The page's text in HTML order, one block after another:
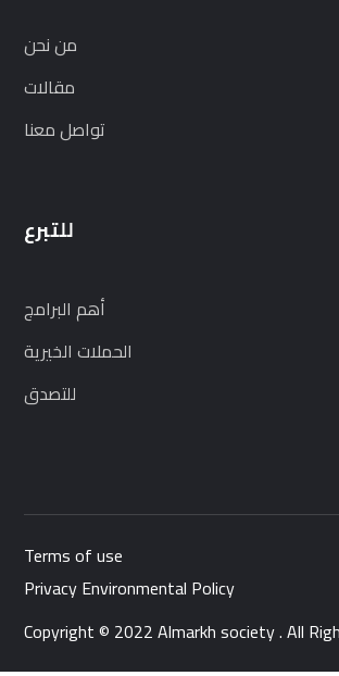
من نحن
مقالات
تواصل معنا
للتبرع
أهم البرامج
الحملات الخيرية
للتصدق
Terms of use
Privacy Environmental Policy
Copyright © 2022 Almarkh society . All